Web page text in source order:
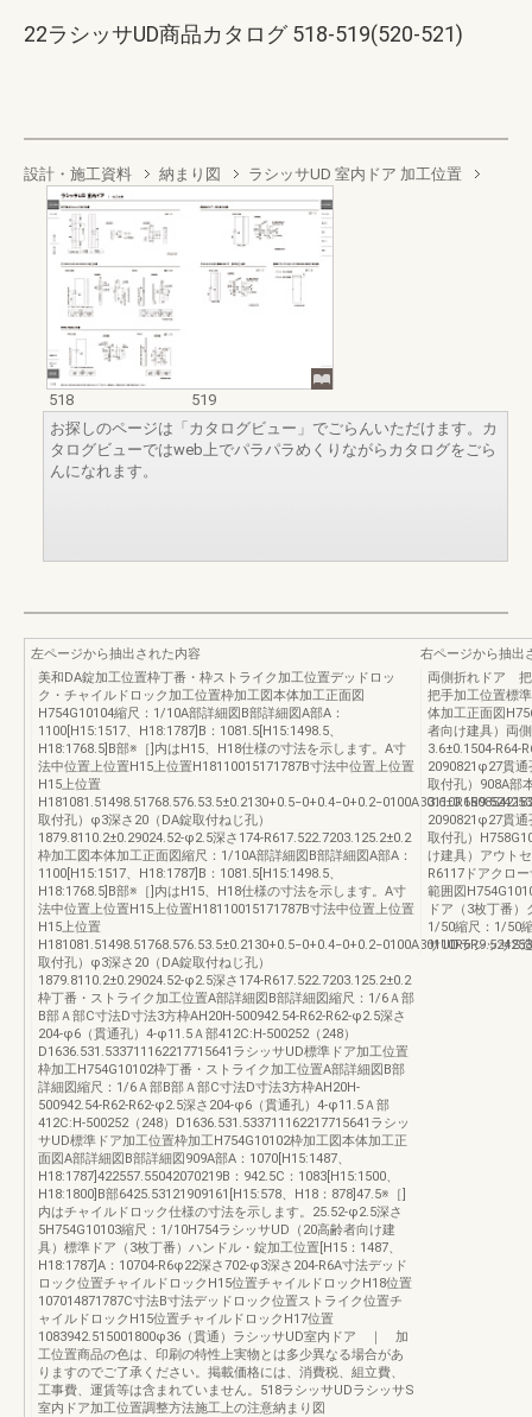
22ラシッサUD商品カタログ 518-519(520-521)
設計・施工資料 納まり図 ラシッサUD 室内ドア 加工位置
518
519
お探しのページは「カタログビュー」でごらんいただけます。カ
タログビューではweb上でパラパラめくりながらカタログをごら
んになれます。
左ページから抽出された内容
美和DA錠加工位置枠丁番・枠ストライク加工位置デッドロッ
ク・チャイルドロック加工位置枠加工図本体加工正面図
H754G10104縮尺：1/10A部詳細図B部詳細図A部A：
1100[H15:1517、H18:1787]B：1081.5[H15:1498.5、
H18:1768.5]B部※［]内はH15、H18仕様の寸法を示します。A寸
法中位置上位置H15上位置H18110015171787B寸法中位置上位置
H15上位置
取付孔）φ3深さ20（DA錠取付ねじ孔）
1879.8110.2±0.29024.52-φ2.5深さ174-R617.522.7203.125.2±0.2
枠加工図本体加工正面図縮尺：1/10A部詳細図B部詳細図A部A：
1100[H15:1517、H18:1787]B：1081.5[H15:1498.5、
H18:1768.5]B部※［]内はH15、H18仕様の寸法を示します。A寸
法中位置上位置H15上位置H18110015171787B寸法中位置上位置
H15上位置
取付孔）φ3深さ20（DA錠取付ねじ孔）
1879.8110.2±0.29024.52-φ2.5深さ174-R617.522.7203.125.2±0.2
枠丁番・ストライク加工位置A部詳細図B部詳細図縮尺：1/6Ａ部
B部Ａ部C寸法D寸法3方枠AH20H-500942.54-R62-R62-φ2.5深さ
204-φ6（貫通孔）4-φ11.5Ａ部412C:H-500252（248）
D1636.531.533711162217715641ラシッサUD標準ドア加工位置
枠加工H754G10102枠丁番・ストライク加工位置A部詳細図B部
詳細図縮尺：1/6Ａ部B部Ａ部C寸法D寸法3方枠AH20H-
500942.54-R62-R62-φ2.5深さ204-φ6（貫通孔）4-φ11.5Ａ部
412C:H-500252（248）D1636.531.533711162217715641ラシッ
サUD標準ドア加工位置枠加工H754G10102枠加工図本体加工正
面図A部詳細図B部詳細図909A部A：1070[H15:1487、
H18:1787]422557.55042070219B：942.5C：1083[H15:1500、
H18:1800]B部6425.53121909161[H15:578、H18：878]47.5※［]
内はチャイルドロック仕様の寸法を示します。25.52-φ2.5深さ
5H754G10103縮尺：1/10H754ラシッサUD（20高齢者向け建
具）標準ドア（3枚丁番）ハンドル・錠加工位置[H15：1487、
H18:1787]A：10704-R6φ22深さ702-φ3深さ204-R6A寸法デッド
ロック位置チャイルドロックH15位置チャイルドロックH18位置
107014871787C寸法B寸法デッドロック位置ストライク位置チ
ャイルドロックH15位置チャイルドロックH17位置
1083942.515001800φ36（貫通）ラシッサUD室内ドア ｜ 加
工位置商品の色は、印刷の特性上実物とは多少異なる場合があ
りますのでご了承ください。掲載価格には、消費税、組立費、
工事費、運賃等は含まれていません。518ラシッサUDラシッサS
室内ドア加工位置調整方法施工上の注意納まり図
右ページから抽出
両側折れドア
把手加工位置標
体加工正面図
者向け建具）両
3.6±0.1504-R64-
2090821φ27貫
取付孔）908A部
2090821φ27貫
取付孔）
け建具）アウト
R6117ドアクロ
範囲図
ドア（3枚丁番
1/50縮尺：1/50
サUDラシッサS